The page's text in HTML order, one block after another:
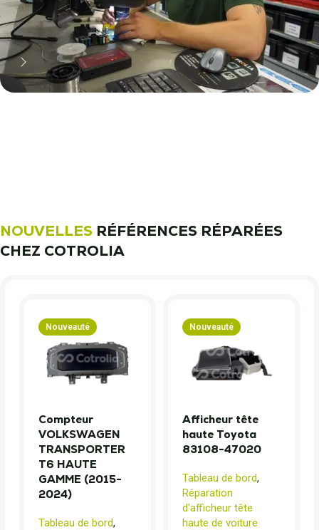
NOUVELLES RÉFÉRENCES RÉPARÉES
CHEZ COTROLIA
Nouveauté
Compteur
VOLKSWAGEN
TRANSPORTER
T6 HAUTE
GAMME (2015-
2024)
Tableau de bord,
Nouveauté
Afficheur tête
haute Toyota
83108-47020
Tableau de bord,
Réparation
d'afficheur tête
haute de voiture